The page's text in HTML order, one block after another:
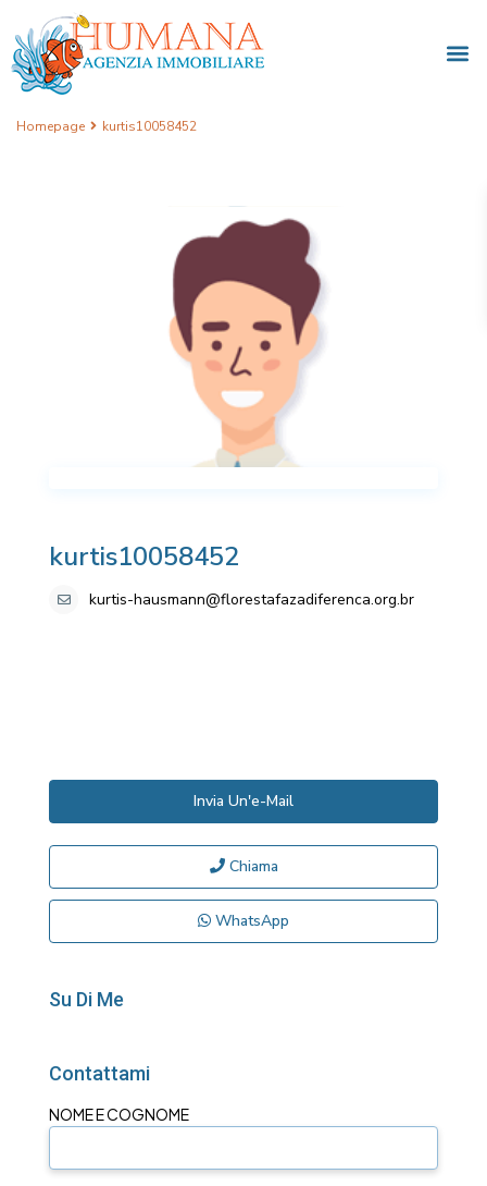
Homepage kurtis10058452
kurtis10058452
kurtis-hausmann@florestafazadiferenca.org.br
Invia Un'e-Mail
Chiama
WhatsApp
Su Di Me
Contattami
NOME E COGNOME